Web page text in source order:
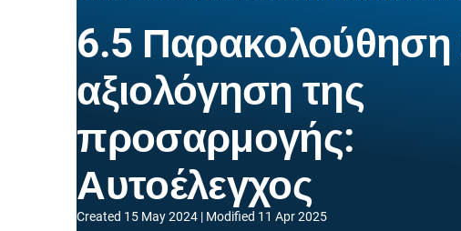
6.5 Παρακολούθηση
αξιολόγηση της
προσαρμογής:
Αυτοέλεγχος
Created 15 May 2024 Modified 11 Apr 2025